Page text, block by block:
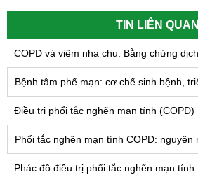
TIN LIÊN QUAN
Điều trị phổi tắc nghẽn mạn tính (COPD)